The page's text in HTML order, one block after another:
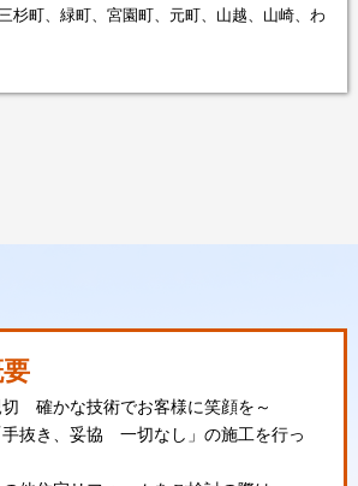
杉町、緑町、宮園町、元町、山越、山崎、わ
切 確かな技術でお客様に笑顔を～
手抜き、妥協 一切なし」の施工を行っ